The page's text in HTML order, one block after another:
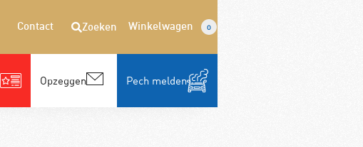
Contact Zoeken Winkelwagen 0
Opzeggen Pech melden